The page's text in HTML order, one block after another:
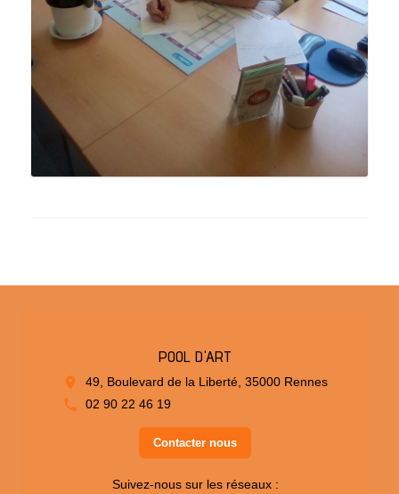
POOL D'ART
49, Boulevard de la Liberté, 35000 Rennes
02 90 22 46 19
Contacter nous
Suivez-nous sur les réseaux :